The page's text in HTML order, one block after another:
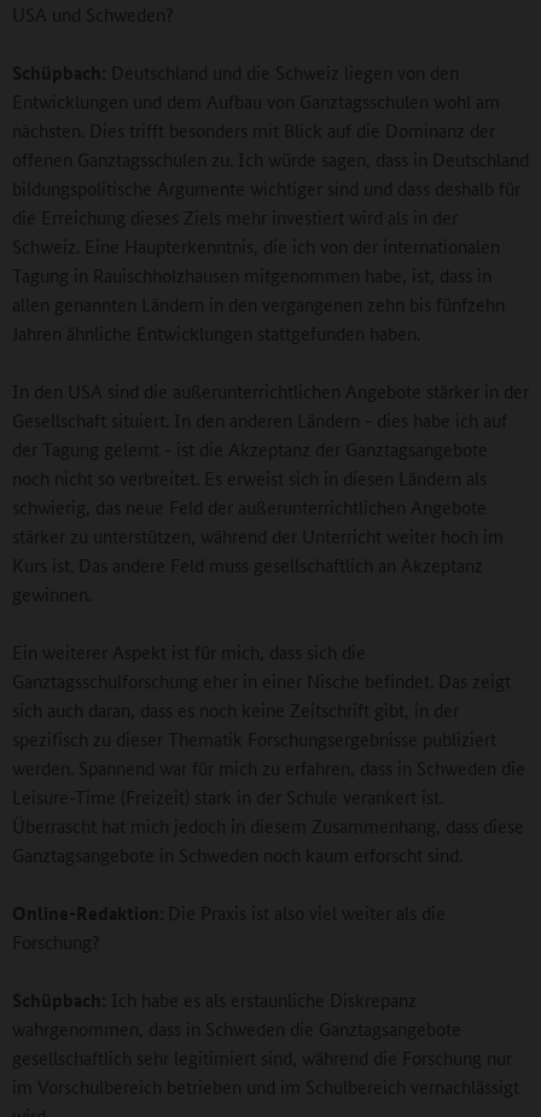
USA und Schweden?
Schüpbach: Deutschland und die Schweiz liegen von den
Entwicklungen und dem Aufbau von Ganztagsschulen wohl am
nächsten. Dies trifft besonders mit Blick auf die Dominanz der
offenen Ganztagsschulen zu. Ich würde sagen, dass in Deutschland
bildungspolitische Argumente wichtiger sind und dass deshalb für
die Erreichung dieses Ziels mehr investiert wird als in der
Schweiz. Eine Haupterkenntnis, die ich von der internationalen
Tagung in Rauischholzhausen mitgenommen habe, ist, dass in
allen genannten Ländern in den vergangenen zehn bis fünfzehn
Jahren ähnliche Entwicklungen stattgefunden haben.
In den USA sind die außerunterrichtlichen Angebote stärker in der
Gesellschaft situiert. In den anderen Ländern - dies habe ich auf
der Tagung gelernt - ist die Akzeptanz der Ganztagsangebote
noch nicht so verbreitet. Es erweist sich in diesen Ländern als
schwierig, das neue Feld der außerunterrichtlichen Angebote
stärker zu unterstützen, während der Unterricht weiter hoch im
Kurs ist. Das andere Feld muss gesellschaftlich an Akzeptanz
gewinnen.
Ein weiterer Aspekt ist für mich, dass sich die
Ganztagsschulforschung eher in einer Nische befindet. Das zeigt
sich auch daran, dass es noch keine Zeitschrift gibt, in der
spezifisch zu dieser Thematik Forschungsergebnisse publiziert
werden. Spannend war für mich zu erfahren, dass in Schweden die
Leisure-Time (Freizeit) stark in der Schule verankert ist.
Überrascht hat mich jedoch in diesem Zusammenhang, dass diese
Ganztagsangebote in Schweden noch kaum erforscht sind.
Online-Redaktion: Die Praxis ist also viel weiter als die
Forschung?
Schüpbach: Ich habe es als erstaunliche Diskrepanz
wahrgenommen, dass in Schweden die Ganztagsangebote
gesellschaftlich sehr legitimiert sind, während die Forschung nur
im Vorschulbereich betrieben und im Schulbereich vernachlässigt